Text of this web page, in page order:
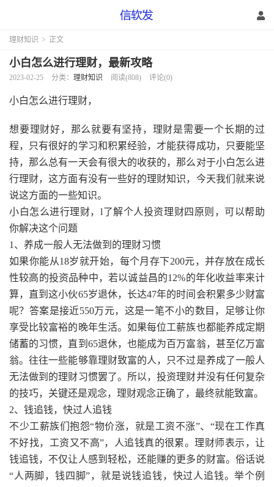
理财知识 > 正文
小白怎么进行理财，最新攻略
2023-02-25 分类： 理财知识 阅读(808) 评论(0)
小白怎么进行理财，
想要理财好，那么就要有坚持，理财是需要一个长期的过
程，只有很好的学习和积累经验，才能获得成功，只要能坚
持，那么总有一天会有很大的收获的，那么对于小白怎么进
行理财，这方面有没有一些好的理财知识，今天我们就来说
说这方面的一些知识。
小白怎么进行理财，l了解个人投资理财四原则，可以帮助
你解决这个问题
1、养成一般人无法做到的理财习惯
如果你能从18岁就开始，每个月存下200元，并存放在成长
性较高的投资品种中，若以诚益昌的12%的年化收益率来计
算，直到这小伙65岁退休，长达47年的时间会积累多少财富
呢？答案是接近550万元，这是一笔不小的数目，足够让你
享受比较富裕的晚年生活。如果每位工薪族也都能养成定期
储蓄的习惯，直到65退休，也能成为百万富翁，甚至亿万富
翁。往往一些能够靠理财致富的人，只不过是养成了一般人
无法做到的理财习惯罢了。所以，投资理财并没有任何复杂
的技巧，关键还是观念，理财观念正确了，最终就能致富。
2、钱追钱，快过人追钱
不少工薪族们抱怨“物价涨，就是工资不涨”、“现在工作真
不好找，工资又不高”，人追钱真的很累。理财师表示，让
钱追钱，不仅让人感到轻松，还能赚的更多的财富。俗话说
“人两脚，钱四脚”，就是说钱追钱，快过人追钱。举个例